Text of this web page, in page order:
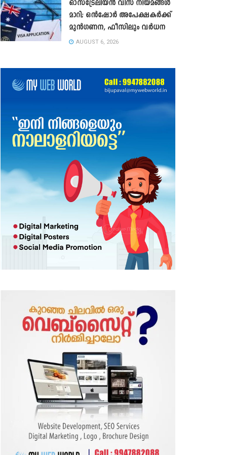
ഓസ്‌ട്രേലിയൻ വിസ നിയമങ്ങൾ
മാറി; ഒൻഷോർ അപേക്ഷകർക്ക്
മുൻഗണന, ഫീസിലും വർധന
AUGUST 6, 2026